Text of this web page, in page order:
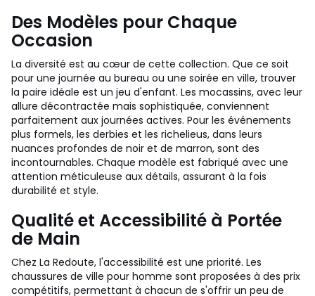
Des Modèles pour Chaque
Occasion
La diversité est au cœur de cette collection. Que ce soit
pour une journée au bureau ou une soirée en ville, trouver
la paire idéale est un jeu d'enfant. Les mocassins, avec leur
allure décontractée mais sophistiquée, conviennent
parfaitement aux journées actives. Pour les événements
plus formels, les derbies et les richelieus, dans leurs
nuances profondes de noir et de marron, sont des
incontournables. Chaque modèle est fabriqué avec une
attention méticuleuse aux détails, assurant à la fois
durabilité et style.
Qualité et Accessibilité à Portée
de Main
Chez La Redoute, l'accessibilité est une priorité. Les
chaussures de ville pour homme sont proposées à des prix
compétitifs, permettant à chacun de s'offrir un peu de